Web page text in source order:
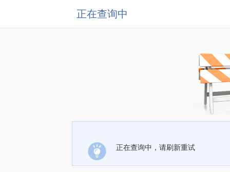
正在查询中
正在查询中，请刷新重试